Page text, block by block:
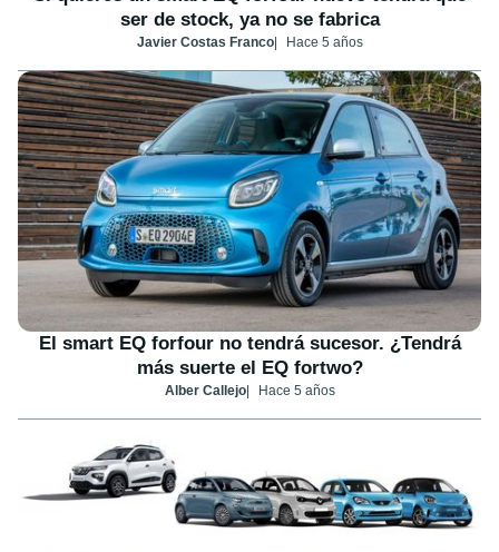
ser de stock, ya no se fabrica
Javier Costas Franco Hace 5 años
El smart EQ forfour no tendrá sucesor. ¿Tendrá
más suerte el EQ fortwo?
Alber Callejo Hace 5 años